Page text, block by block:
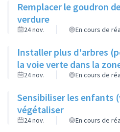
Remplacer le goudron
verdure
24 nov. En cours de
Installer plus d'arbres
la voie verte dans la
24 nov. En cours de
Sensibiliser les enfants
végétaliser
24 nov. En cours de